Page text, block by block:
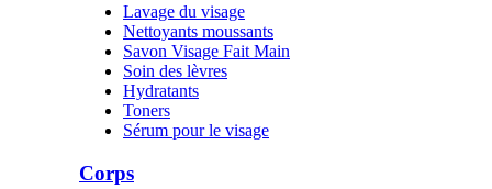
Lavage du visage
Nettoyants moussants
Savon Visage Fait Main
Soin des lèvres
Hydratants
Toners
Sérum pour le visage
Corps